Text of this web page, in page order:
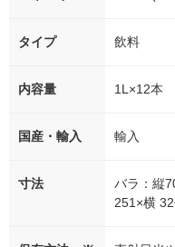
タイプ 飲料
内容量 1L×12本
国産・輸入 輸入
寸法
バラ：縦
251×横